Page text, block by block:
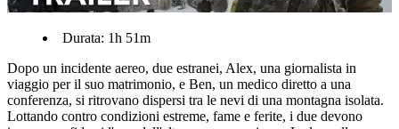
Durata: 1h 51m
Dopo un incidente aereo, due estranei, Alex, una giornalista in
viaggio per il suo matrimonio, e Ben, un medico diretto a una
conferenza, si ritrovano dispersi tra le nevi di una montagna isolata.
Lottando contro condizioni estreme, fame e ferite, i due devono